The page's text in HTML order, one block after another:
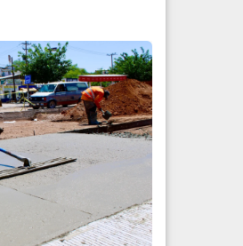
del socavón